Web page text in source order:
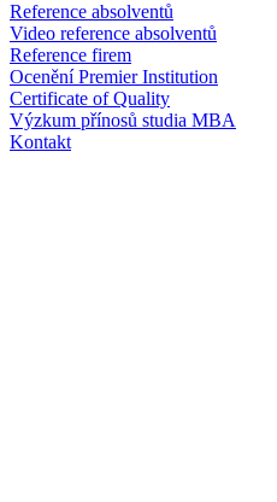
Reference absolventů
Video reference absolventů
Reference firem
Ocenění Premier Institution
Certificate of Quality
Výzkum přínosů studia MBA
Kontakt